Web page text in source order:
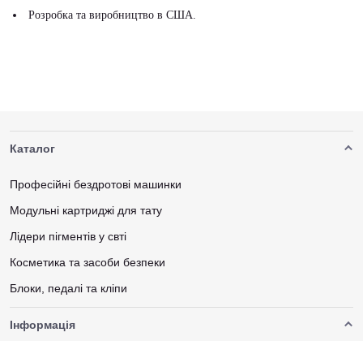
Розробка та виробництво в США.
Каталог
Професійні бездротові машинки
Модульні картриджі для тату
Лідери пігментів у свті
Косметика та засоби безпеки
Блоки, педалі та кліпи
Інформація